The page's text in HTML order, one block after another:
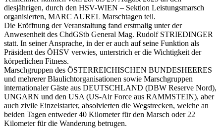
diesjährigen, durch den HSV-WIEN – Sektion Leistungsmarsch
organisierten, MARC AUREL Marschtagen teil.
Die Eröffnung der Veranstaltung fand erstmalig unter der
Anwesenheit des ChdGStb General Mag. Rudolf STRIEDINGER
statt. In seiner Ansprache, in der er auch auf seine Funktion als
Präsident des ÖHSV verwies, unterstrich er die Wichtigkeit der
körperlichen Fitness.
Marschgruppen des ÖSTERREICHISCHEN BUNDESHEERES
und mehrerer Blaulichtorganisationen sowie Marschgruppen
internationaler Gäste aus DEUTSCHLAND (DBW Reserve Nord),
UNGARN und den USA (US-Air Force aus RAMMSTEIN), aber
auch zivile Einzelstarter, absolvierten die Wegstrecken, welche an
beiden Tagen entweder 40 Kilometer für den Marsch oder 22
Kilometer für die Wanderung betrugen.